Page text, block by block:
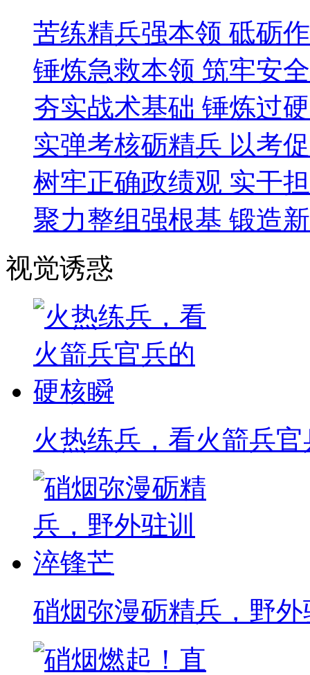
苦练精兵强本领 砥砺
锤炼急救本领 筑牢安
夯实战术基础 锤炼过
实弹考核砺精兵 以考
树牢正确政绩观 实干
聚力整组强根基 锻造
视觉诱惑
火热练兵，看火箭兵
硝烟弥漫砺精兵，野